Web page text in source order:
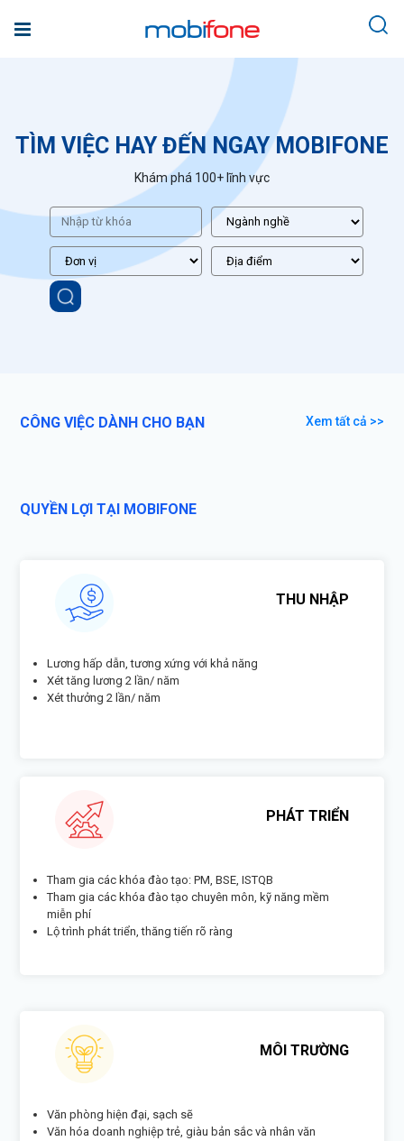
TÌM VIỆC HAY ĐẾN NGAY MOBIFONE
Khám phá 100+ lĩnh vực
CÔNG VIỆC DÀNH CHO BẠN Xem tất cả >>
QUYỀN LỢI TẠI MOBIFONE
THU NHẬP
Lương hấp dẫn, tương xứng với khả năng
Xét tăng lương 2 lần/ năm
Xét thưởng 2 lần/ năm
PHÁT TRIỂN
Tham gia các khóa đào tạo: PM, BSE, ISTQB
Tham gia các khóa đào tạo chuyên môn, kỹ năng mềm
miễn phí
Lộ trình phát triển, thăng tiến rõ ràng
MÔI TRƯỜNG
Văn phòng hiện đại, sạch sẽ
Văn hóa doanh nghiệp trẻ, giàu bản sắc và nhân văn